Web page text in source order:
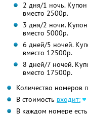
2 дня/1 ночь.
вместо 2500р.
3 дня/2 ночи.
вместо 5000р.
6 дней/5 ночей.
вместо 12500р.
8 дней/7 ночей.
вместо 17500р.
Количество номеров
В стоимость входит:
В каждом номере